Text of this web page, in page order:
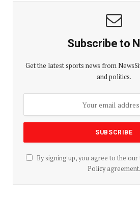
Subscribe to
Get the latest sports news from
and politics.
By signing up, you agree to the
Policyagreement.